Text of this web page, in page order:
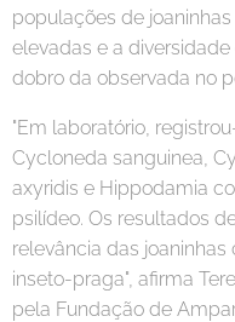
populações de
elevadas e a
dobro da observada no
"Em laboratório,
Cycloneda sanguinea,
axyridis e Hippodamia
psilídeo. Os resultados
relevância das
inseto-praga", afirma
pela Fundação de